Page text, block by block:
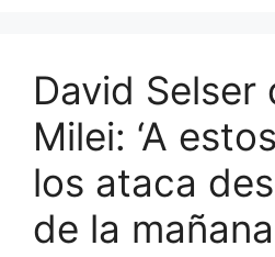
David Selser
Milei: ‘A
los ataca
de la